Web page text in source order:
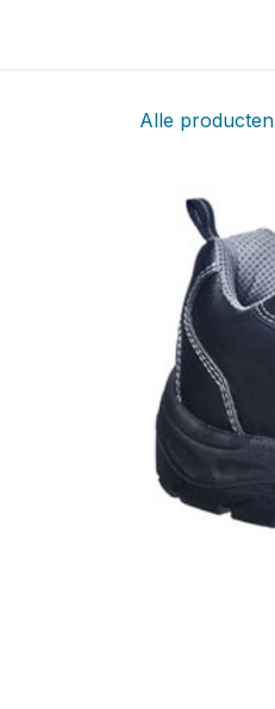
Alle producten